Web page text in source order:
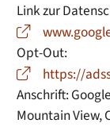
Link zur
Opt-Out:
https://
Anschrift:
Mountain View,